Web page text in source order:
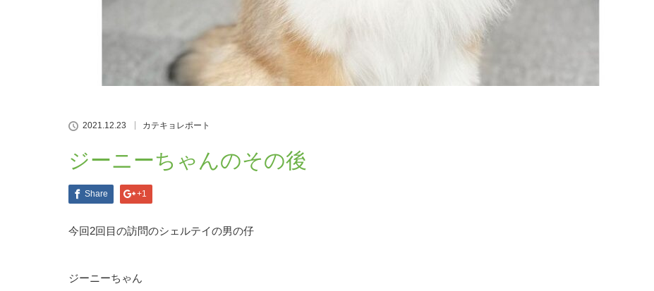
2021.12.23 カテキョレポート
ジーニーちゃんのその後
Share +1
今回2回目の訪問のシェルテイの男の仔
ジーニーちゃん